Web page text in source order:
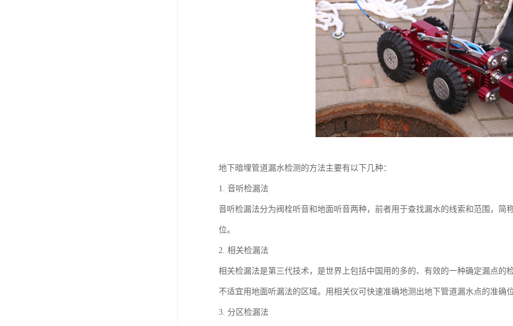
地下暗埋管道漏水检测的方法主要有以下几种：
1. 音听检漏法
音听检漏法分为阀栓听音和地面听音两种，前者用于查找漏水的线索和范围，简
位。
2. 相关检漏法
相关检漏法是第三代技术，是世界上包括中国用的多的、有效的一种确定漏点的
不适宜用地面听漏法的区域。用相关仪可快速准确地测出地下管道漏水点的准确位
3. 分区检漏法